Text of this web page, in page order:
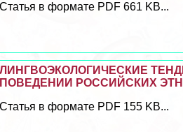
Статья в формате PDF 661 KB...
ЛИНГВОЭКОЛОГИЧЕСКИЕ
ПОВЕДЕНИИ РОССИЙСКИХ
Статья в формате PDF 155 KB...